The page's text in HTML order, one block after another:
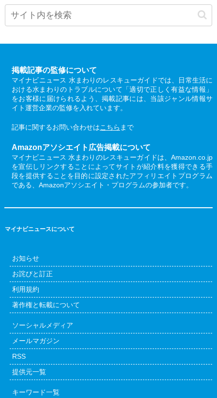
掲載記事の監修について
マイナビニュース 水まわりのレスキューガイドでは、日常生活に
おける水まわりのトラブルについて「適切で正しく有益な情報」
をお客様に届けられるよう、掲載記事には、当該ジャンル情報サ
イト運営企業の監修を入れています。
記事に関するお問い合わせはこちら まで
Amazonアソシエイト広告掲載について
マイナビニュース 水まわりのレスキューガイドは、Amazon.co.jp
を宣伝しリンクすることによってサイトが紹介料を獲得できる手
段を提供することを目的に設定されたアフィリエイトプログラム
である、Amazonアソシエイト・プログラムの参加者です。
マイナビニュースについて
お知らせ
お詫びと訂正
利用規約
著作権と転載について
ソーシャルメディア
メールマガジン
RSS
提供元一覧
キーワード一覧